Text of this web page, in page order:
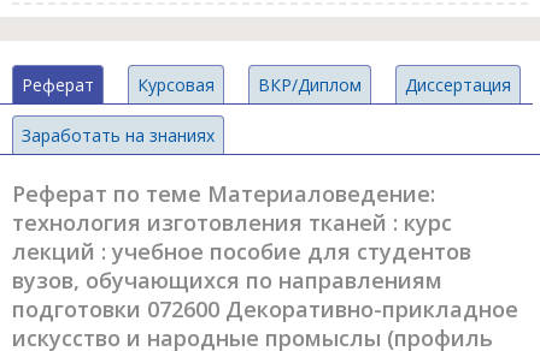
Реферат Курсовая ВКР/Диплом Диссертация
Заработать на знаниях
Реферат по теме Материаловедение:
технология изготовления тканей : курс
лекций : учебное пособие для студентов
вузов, обучающихся по направлениям
подготовки 072600 Декоративно-прикладное
искусство и народные промыслы (профиль